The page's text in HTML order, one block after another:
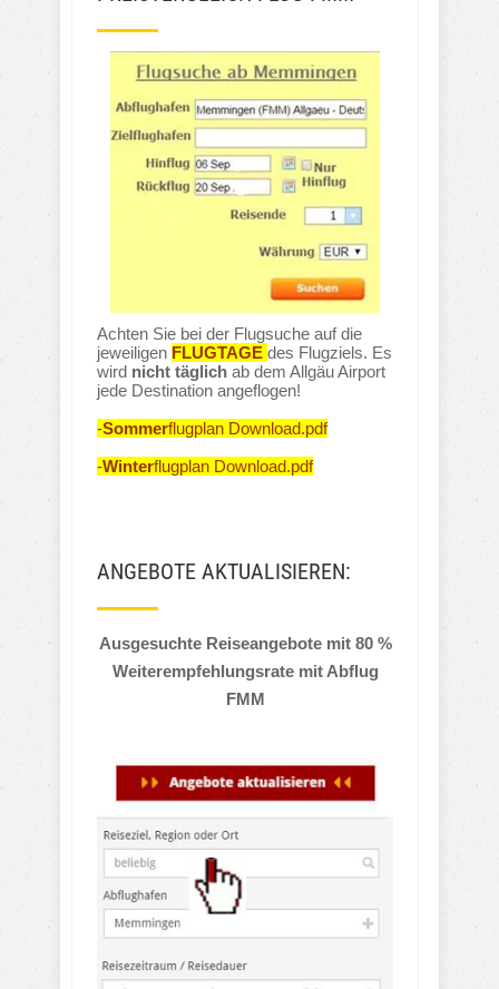
Achten Sie bei der Flugsuche auf die
jeweiligen FLUGTAGE des Flugziels. Es
wird nicht täglich ab dem Allgäu Airport
jede Destination angeflogen!
-Sommerflugplan Download.pdf
-Winterflugplan Download.pdf
ANGEBOTE AKTUALISIEREN:
Ausgesuchte Reiseangebote mit 80 %
Weiterempfehlungsrate mit Abflug
FMM